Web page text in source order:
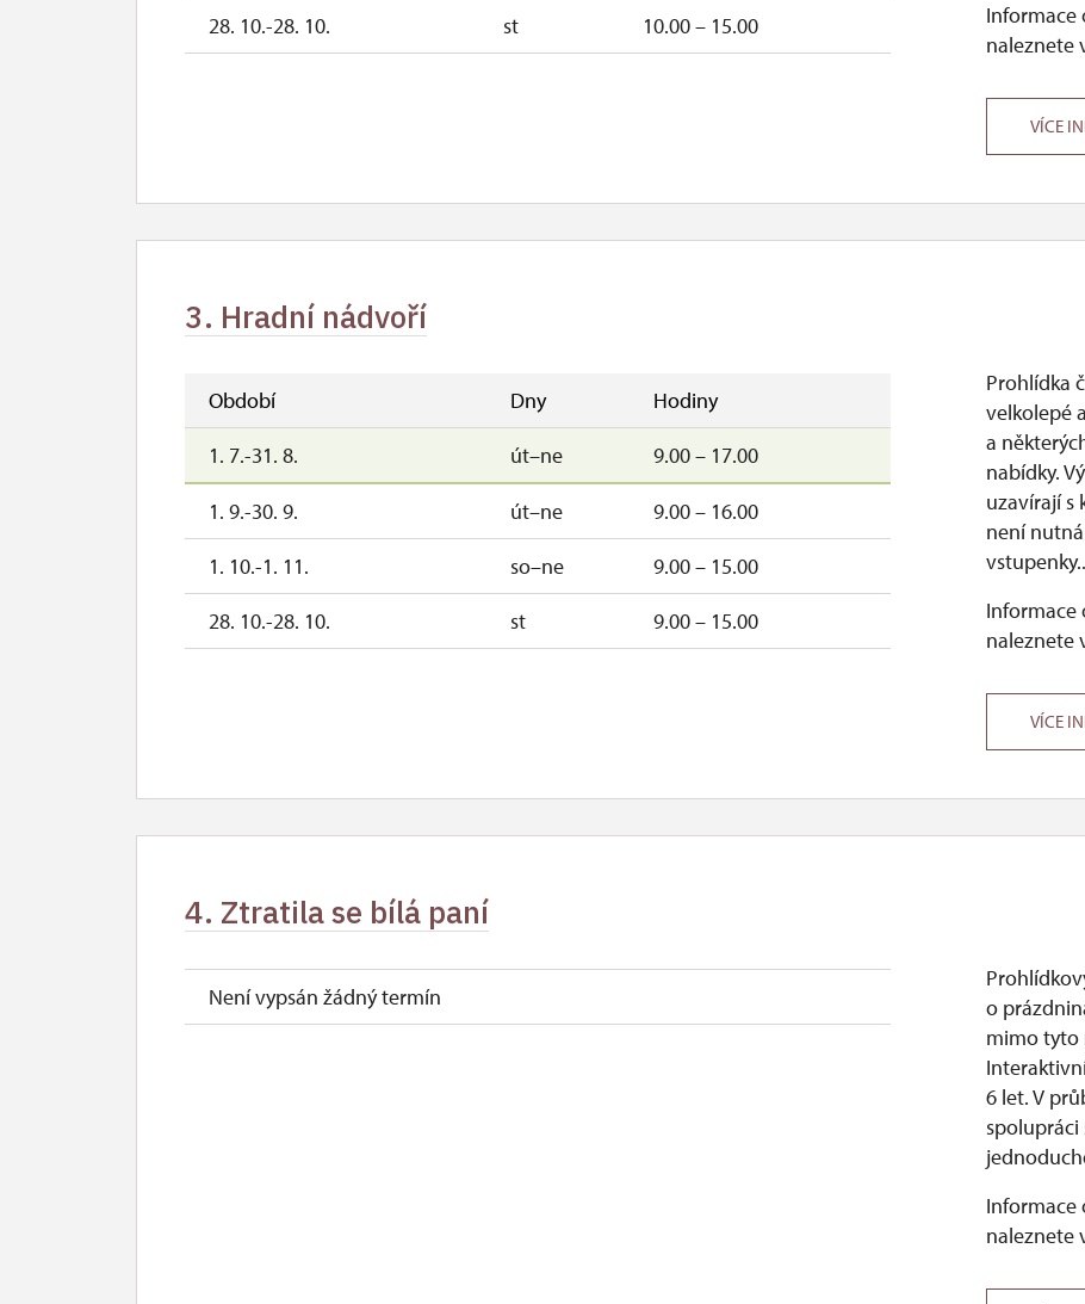
28. 10.-28. 10.
st 10.00 – 15.00
Informace
naleznete
VÍCE
3. Hradní nádvoří
Období Dny
Hodiny
1. 7.-31. 8.
út–ne 9.00 – 17.00
1. 9.-30. 9. út–ne
9.00 – 16.00
1. 10.-1. 11.
so–ne
9.00 – 15.00
28. 10.-28. 10.
st 9.00 – 15.00
Prohlídka
velkolepé
a
nabídky.
uzavírají s
není
Informace
naleznete
VÍCE
4. Ztratila se bílá paní
Není vypsán žádný termín
o
mimo tyto
6 let. V
Informace
naleznete